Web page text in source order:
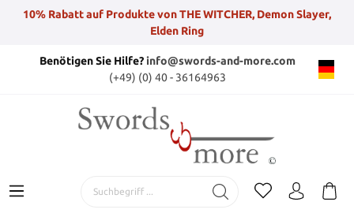
10% Rabatt auf Produkte von THE WITCHER, Demon Slayer,
Elden Ring
Benötigen Sie Hilfe?info@swords-and-more.com
(+49) (0) 40 - 36164963